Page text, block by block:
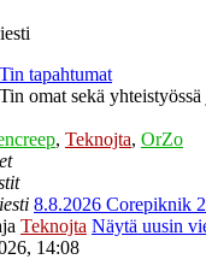
tapahtumat
omat sekä yhteistyössä
, Teknojta, OrZo
8.8.2026 Corepiknik
Teknojta Näytä uusin
14:08